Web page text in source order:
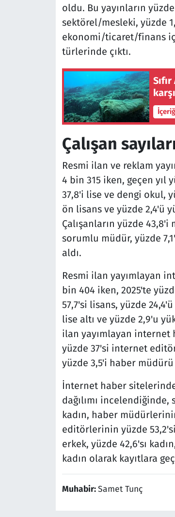
oldu. Bu yayınların
sektörel/mesleki, yüzde
ekonomi/ticaret/finans
türlerinde çıktı.
Çalışan
Resmi ilan ve reklam
4 bin 315 iken, geçen yıl
37,8'i lise ve dengi okul,
ön lisans ve yüzde 2,4'ü
Çalışanların yüzde
sorumlu müdür, yüzde
aldı.
Resmi ilan yayımlayan
bin 404 iken, 2025'te
57,7'si lisans, yüzde
lise altı ve yüzde 2,9'u
ilan yayımlayan internet
yüzde 37'si internet
yüzde 3,5'i haber
İnternet haber
dağılımı
kadın, haber
editörlerinin yüzde
erkek, yüzde 42,6'sı
kadın olarak kayıtlara
Muhabir:Samet Tunç